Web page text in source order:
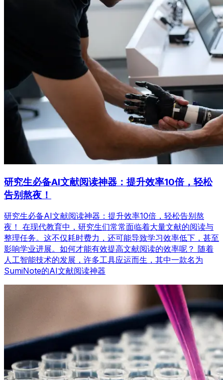
研究生必备AI文献阅读神器：提升效率10倍，轻松
告别熬夜！
研究生必备AI文献阅读神器：提升效率10倍，轻松告别熬
夜！ 在现代教育中，研究生们常常面临着大量文献的阅读与
整理任务。这不仅耗时费力，还可能导致学习效率低下，甚至
影响学业进展。如何才能有效提高文献阅读的效率呢？ 随着
人工智能技术的发展，许多工具应运而生，其中一款名为
SumiNote的AI文献阅读神器